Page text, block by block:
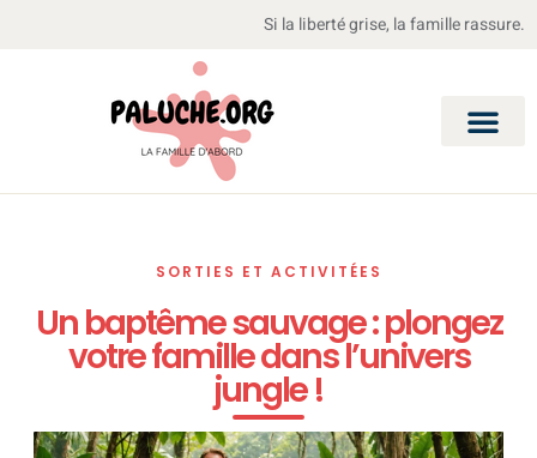
Si la liberté grise, la famille rassure.
SORTIES ET ACTIVITÉES
Un baptême sauvage : plongez
votre famille dans l’univers
jungle !